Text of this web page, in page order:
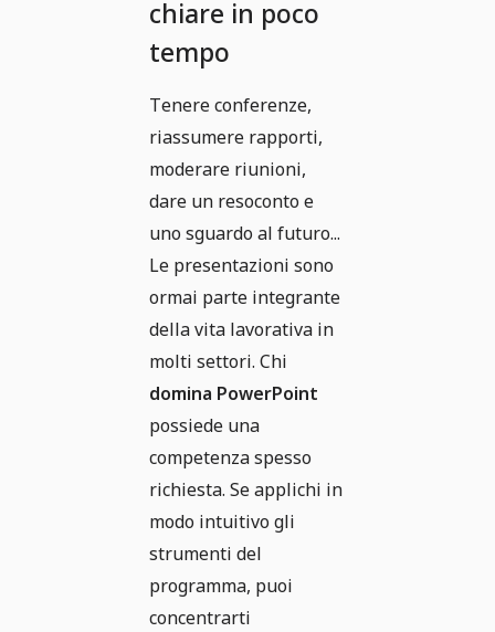
chiare in poco
tempo
Tenere conferenze,
riassumere rapporti,
moderare riunioni,
dare un resoconto e
uno sguardo al futuro...
Le presentazioni sono
ormai parte integrante
della vita lavorativa in
molti settori. Chi
domina PowerPoint
possiede una
competenza spesso
richiesta. Se applichi in
modo intuitivo gli
strumenti del
programma, puoi
concentrarti